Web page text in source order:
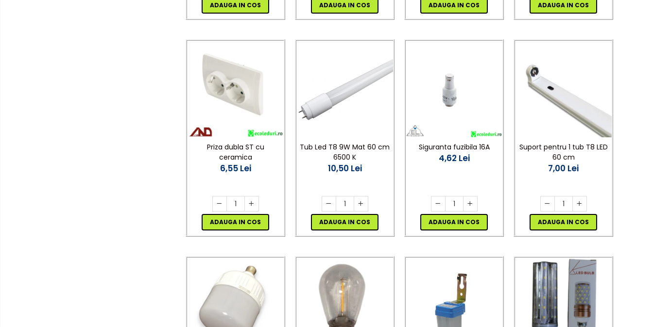
ADAUGA IN COS ADAUGA IN COS ADAUGA IN COS ADAUGA IN COS
Priza dubla ST cu
ceramica
6,55 Lei
ADAUGA IN COS
Tub Led T8 9W Mat 60 cm
6500 K
10,50 Lei
ADAUGA IN COS
Siguranta fuzibila 16A
4,62 Lei
ADAUGA IN COS
Suport pentru 1 tub T8 LED
60 cm
7,00 Lei
ADAUGA IN COS